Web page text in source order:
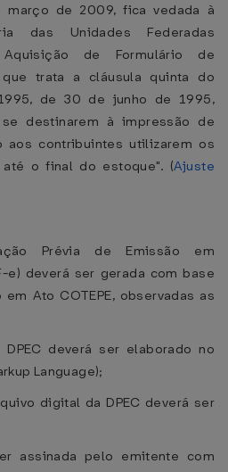
de 2009, fica vedada à
das Unidades Federadas
de Formulário de
trata a cláusula quinta do
de 30 de junho de 1995,
destinarem à impressão de
aos contribuintes utilizarem os
o final do estoque". (Ajuste
Prévia de Emissão em
e) deverá ser gerada com base
Ato COTEPE, observadas as
deverá ser elaborado no
Language);
digital da DPEC deverá ser
assinada pelo emitente com